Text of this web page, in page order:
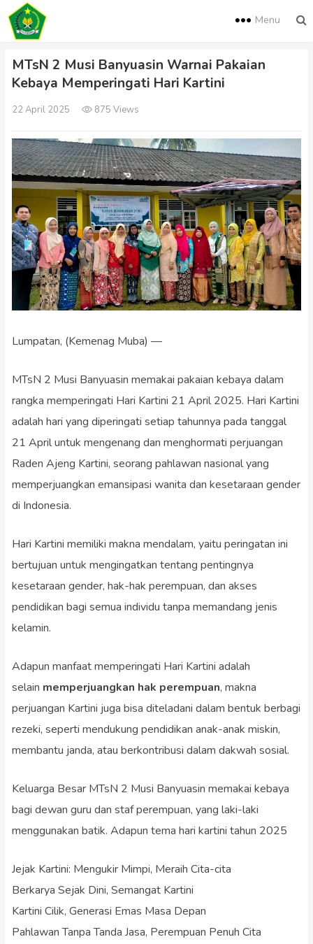
Menu
MTsN 2 Musi Banyuasin Warnai Pakaian
Kebaya Memperingati Hari Kartini
22 April 2025 875 Views
Lumpatan, (Kemenag Muba) —
MTsN 2 Musi Banyuasin memakai pakaian kebaya dalam
rangka memperingati Hari Kartini 21 April 2025. Hari Kartini
adalah hari yang diperingati setiap tahunnya pada tanggal
21 April untuk mengenang dan menghormati perjuangan
Raden Ajeng Kartini, seorang pahlawan nasional yang
memperjuangkan emansipasi wanita dan kesetaraan gender
di Indonesia.
Hari Kartini memiliki makna mendalam, yaitu peringatan ini
bertujuan untuk mengingatkan tentang pentingnya
kesetaraan gender, hak-hak perempuan, dan akses
pendidikan bagi semua individu tanpa memandang jenis
kelamin.
Adapun manfaat memperingati Hari Kartini adalah
selain memperjuangkan hak perempuan, makna
perjuangan Kartini juga bisa diteladani dalam bentuk berbagi
rezeki, seperti mendukung pendidikan anak-anak miskin,
membantu janda, atau berkontribusi dalam dakwah sosial.
Keluarga Besar MTsN 2 Musi Banyuasin memakai kebaya
bagi dewan guru dan staf perempuan, yang laki-laki
menggunakan batik. Adapun tema hari kartini tahun 2025
Jejak Kartini: Mengukir Mimpi, Meraih Cita-cita
Berkarya Sejak Dini, Semangat Kartini
Kartini Cilik, Generasi Emas Masa Depan
Pahlawan Tanpa Tanda Jasa, Perempuan Penuh Cita